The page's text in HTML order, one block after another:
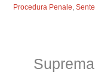
Procedura Penale,